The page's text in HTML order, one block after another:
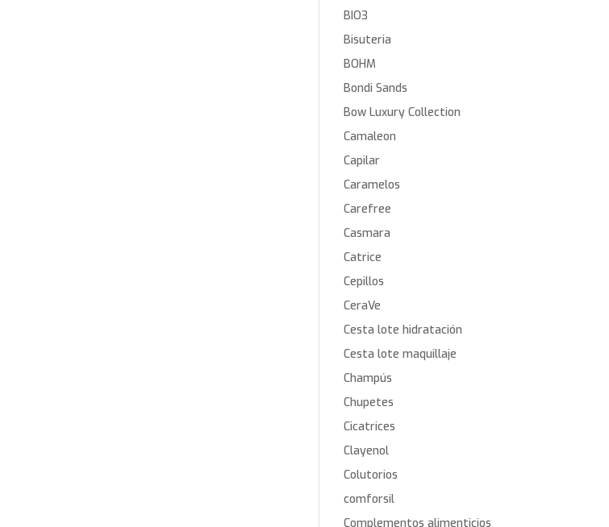
BIO3
Bisuteria
BOHM
Bondi Sands
Bow Luxury Collection
Camaleon
Capilar
Caramelos
Carefree
Casmara
Catrice
Cepillos
CeraVe
Cesta lote hidratación
Cesta lote maquillaje
Champús
Chupetes
Cicatrices
Clayenol
Colutorios
comforsil
Complementos alimenticios